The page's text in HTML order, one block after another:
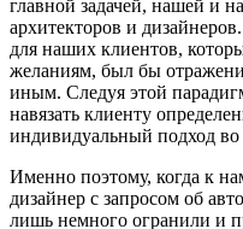
главной задачей, нашей и
архитекторов и
для наших клиентов,
желаниям, был бы
иным. Следуя этой
навязать клиенту
индивидуальный подход во
Именно поэтому, когда к
дизайнер с запросом об
лишь немного огранили и